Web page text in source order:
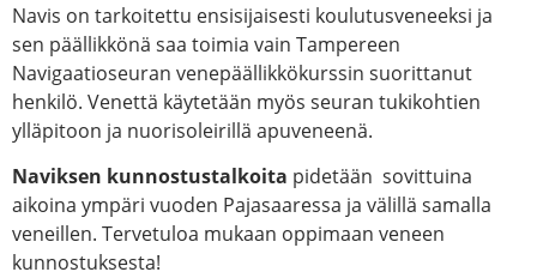
Navis on tarkoitettu ensisijaisesti koulutusveneeksi ja
sen päällikkönä saa toimia vain Tampereen
Navigaatioseuran venepäällikkökurssin suorittanut
henkilö. Venettä käytetään myös seuran tukikohtien
ylläpitoon ja nuorisoleirillä apuveneenä.
Naviksen kunnostustalkoita pidetään sovittuina
aikoina ympäri vuoden Pajasaaressa ja välillä samalla
veneillen. Tervetuloa mukaan oppimaan veneen
kunnostuksesta!